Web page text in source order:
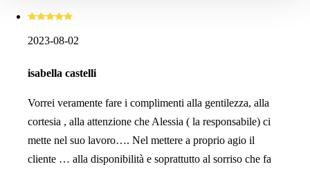
2023-08-02
isabella castelli
Vorrei veramente fare i complimenti alla gentilezza, alla
cortesia , alla attenzione che Alessia ( la responsabile) ci
mette nel suo lavoro…. Nel mettere a proprio agio il
cliente … alla disponibilità e soprattutto al sorriso che fa